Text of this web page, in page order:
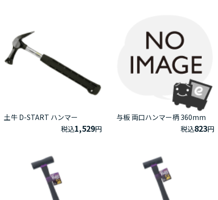
土牛 D-START ハンマー
税込1,529円
与板 両口ハンマー柄 360mm
税込823円